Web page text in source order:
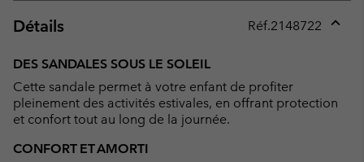
Détails Réf.2148722
DES SANDALES SOUS LE SOLEIL
Cette sandale permet à votre enfant de profiter
pleinement des activités estivales, en offrant protection
et confort tout au long de la journée.
CONFORT ET AMORTI